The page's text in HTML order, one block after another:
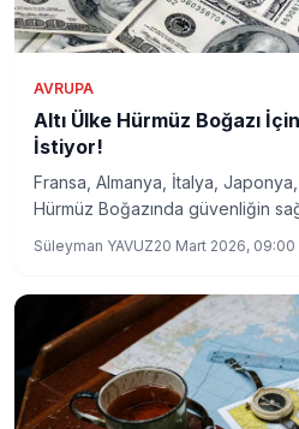
AVRUPA
Altı Ülke Hürmüz Boğazı
İstiyor!
Fransa, Almanya, İtalya,
Hürmüz Boğazında güvenliğin
hamleleri, altı ülkeyi diplomatik
Süleyman YAVUZ20 Mart 2026, 09:00